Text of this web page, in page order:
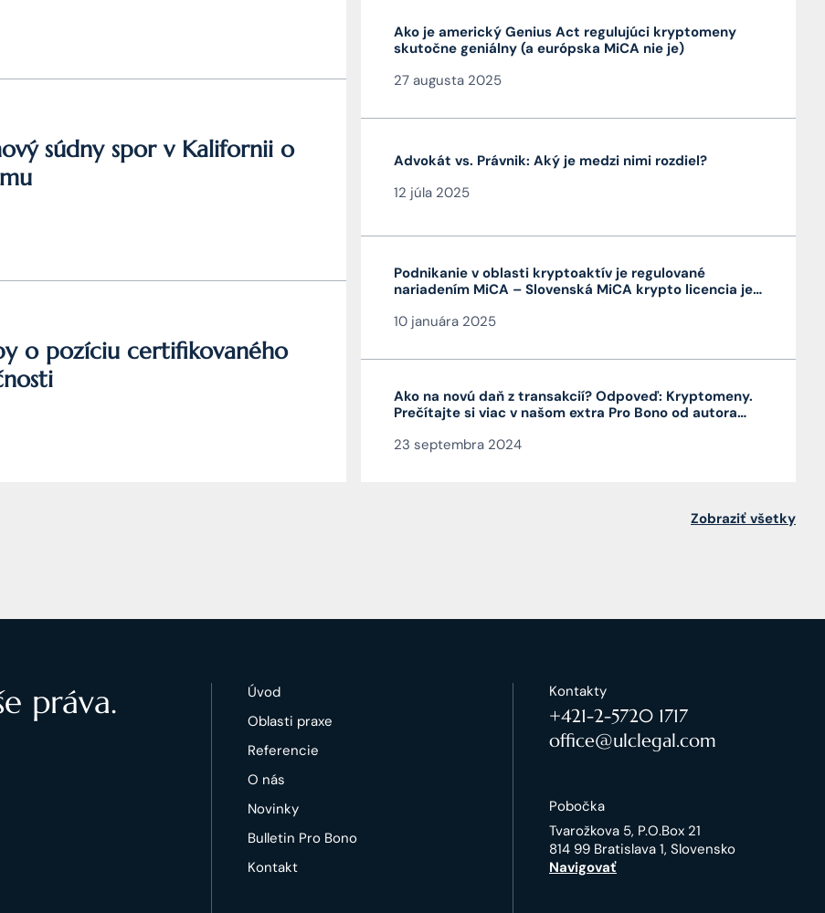
súdny spor v Kalifornii o
o pozíciu certifikovaného
Ako je americký Genius Act regulujúci kryptomeny
skutočne geniálny (a európska MiCA nie je)
27 augusta 2025
Advokát vs. Právnik: Aký je medzi nimi rozdiel?
12 júla 2025
Podnikanie v oblasti kryptoaktív je regulované
nariadením MiCA – Slovenská MiCA krypto licencia je
10 januára 2025
Ako na novú daň z transakcií? Odpoveď: Kryptomeny.
Prečítajte si viac v našom extra Pro Bono od autora
23 septembra 2024
Zobraziť všetky
práva.
Úvod
Oblasti praxe
Referencie
O nás
Novinky
Bulletin Pro Bono
Kontakt
Kontakty
+421-2-5720 1717
office@ulclegal.com
Pobočka
Tvarožkova 5, P.O.Box 21
814 99 Bratislava 1, Slovensko
Navigovať